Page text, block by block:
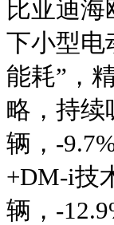
比亚迪海
下小型电
能耗”，
略，持续
辆，-
+DM-i技
辆，-